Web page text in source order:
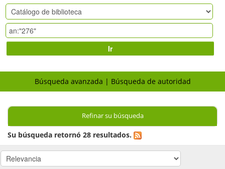
Ir
Búsqueda avanzada Búsqueda de autoridad
Refinar su búsqueda
Su búsqueda retornó 28 resultados.